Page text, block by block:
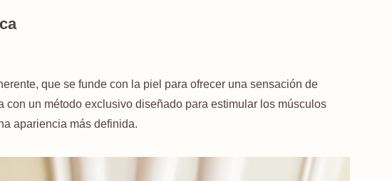
que se funde con la piel para ofrecer una sensación de
con un método exclusivo diseñado para estimular los músculos
apariencia más definida.